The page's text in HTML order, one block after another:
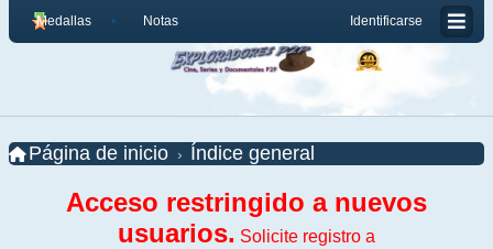
Identificarse
Medallas Notas
Página de inicio Índice general
Acceso restringido a nuevos
usuarios. Solicite registro a